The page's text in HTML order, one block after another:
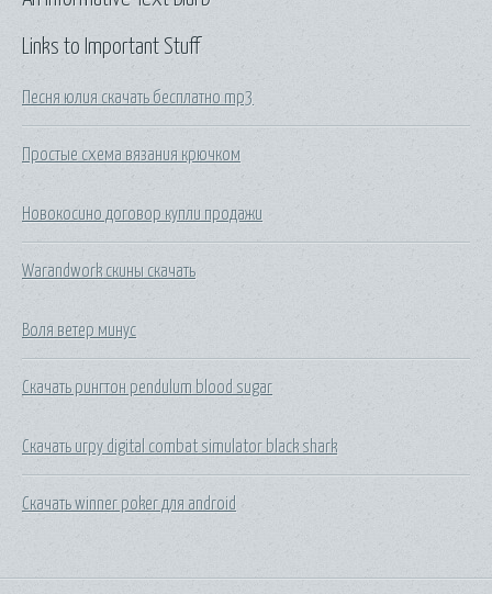
Links to Important Stuff
Песня юлия скачать бесплатно mp3
Простые схема вязания крючком
Новокосино договор купли продажи
Warandwork скины скачать
Воля ветер минус
Скачать рингтон pendulum blood sugar
Скачать игру digital combat simulator black shark
Скачать winner poker для android